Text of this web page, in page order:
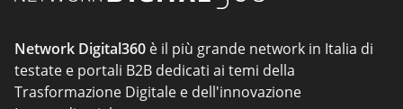
Network Digital360 è il più grande network in Italia di
testate e portali B2B dedicati ai temi della
Trasformazione Digitale e dell'innovazione